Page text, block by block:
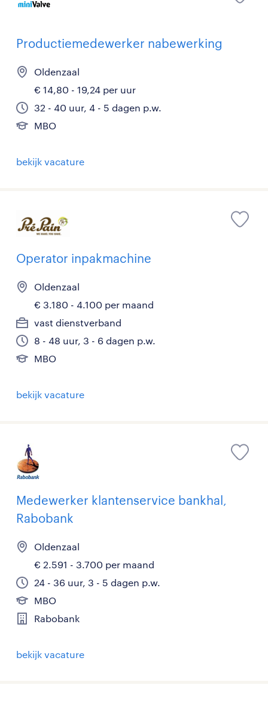
Productiemedewerker nabewerking
Oldenzaal
€ 14,80 - 19,24 per uur
32 - 40 uur, 4 - 5 dagen p.w.
MBO
bekijk vacature
Operator inpakmachine
Oldenzaal
€ 3.180 - 4.100 per maand
vast dienstverband
8 - 48 uur, 3 - 6 dagen p.w.
MBO
bekijk vacature
Medewerker klantenservice bankhal,
Rabobank
Oldenzaal
€ 2.591 - 3.700 per maand
24 - 36 uur, 3 - 5 dagen p.w.
MBO
Rabobank
bekijk vacature